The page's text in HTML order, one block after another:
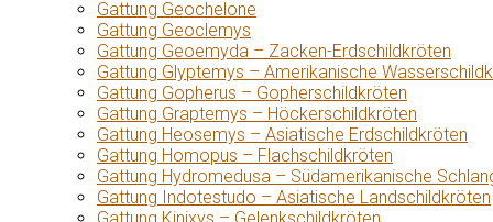
Gattung Geochelone
Gattung Geoclemys
Gattung Geoemyda – Zacken-Erdschildkröten
Gattung Glyptemys – Amerikanische
Gattung Gopherus – Gopherschildkröten
Gattung Graptemys – Höckerschildkröten
Gattung Heosemys – Asiatische Erdschildkröten
Gattung Homopus – Flachschildkröten
Gattung Hydromedusa – Südamerikanische
Gattung Indotestudo – Asiatische Landschildkröten